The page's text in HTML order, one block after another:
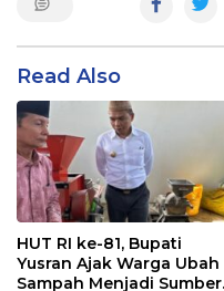
Read Also
HUT RI ke-81, Bupati
Yusran Ajak Warga Ubah
Sampah Menjadi Sumber